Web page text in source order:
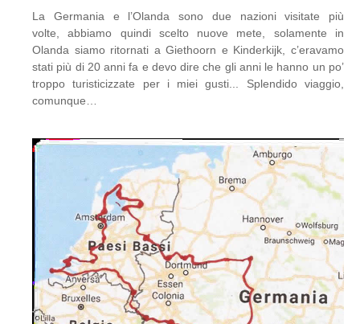
La Germania e l’Olanda sono due nazioni visitate più
volte, abbiamo quindi scelto nuove mete, solamente in
Olanda siamo ritornati a Giethoorn e Kinderkijk, c’eravamo
stati più di 20 anni fa e devo dire che gli anni le hanno un po’
troppo turisticizzate per i miei gusti... Splendido viaggio,
comunque…